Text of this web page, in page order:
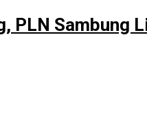
PLN Sambung